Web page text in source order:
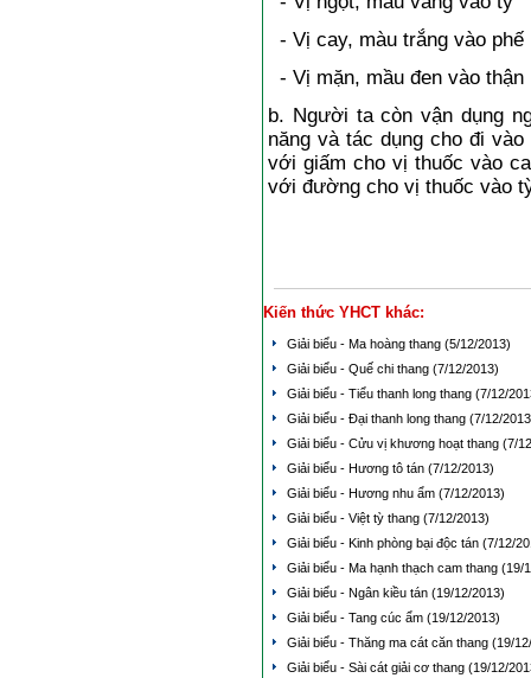
- Vị cay, màu trắng vào phế
- Vị mặn, mầu đen vào thận
b. Người ta còn vận dụng
năng và tác dụng cho đi
với giấm cho vị thuốc vào
với đường cho vị thuốc vào
Kiến thức YHCT khác:
Giải biểu - Ma hoàng thang (5/12/2013)
Giải biểu - Quế chi thang (7/12/2013)
Giải biểu - Tiểu thanh long thang (7/12/
Giải biểu - Đại thanh long thang (7/12/
Giải biểu - Cửu vị khương hoạt thang (7/
Giải biểu - Hương tô tán (7/12/2013)
Giải biểu - Hương nhu ẩm (7/12/2013)
Giải biểu - Việt tỳ thang (7/12/2013)
Giải biểu - Kinh phòng bại độc tán (7/12/
Giải biểu - Ma hạnh thạch cam thang (19/
Giải biểu - Ngân kiều tán (19/12/2013)
Giải biểu - Tang cúc ẩm (19/12/2013)
Giải biểu - Thăng ma cát căn thang (19/
Giải biểu - Sài cát giải cơ thang (19/12/